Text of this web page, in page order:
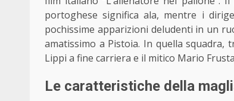
portoghese significa ala, mentre i
pochissime apparizioni deludenti in un
amatissimo a Pistoia. In quella
Lippi a fine carriera e il mitico Mario
Le caratteristiche della